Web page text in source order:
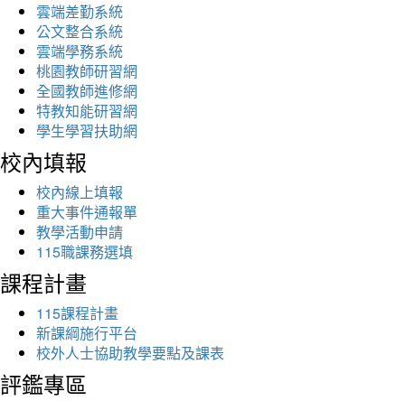
雲端差勤系統
公文整合系統
雲端學務系統
桃園教師研習網
全國教師進修網
特教知能研習網
學生學習扶助網
校內填報
校內線上填報
重大事件通報單
教學活動申請
115職課務選填
課程計畫
115課程計畫
新課綱施行平台
校外人士協助教學要點及課表
評鑑專區